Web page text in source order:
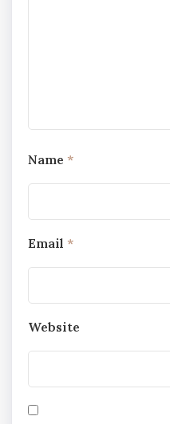
Name *
Email *
Website